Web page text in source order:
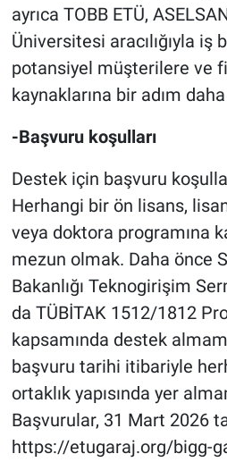
ayrıca TOBB ETÜ,
Üniversitesi aracılığıyla iş
potansiyel müşterilere ve
kaynaklarına bir adım
-Başvuru koşulları
Destek için başvuru
Herhangi bir ön lisans,
veya doktora programına
mezun olmak. Daha önce
Bakanlığı Teknogirişim
da TÜBİTAK 1512/1812
kapsamında destek
başvuru tarihi itibariyle
ortaklık yapısında yer
Başvurular, 31 Mart 2026
https://etugaraj.org/bigg-